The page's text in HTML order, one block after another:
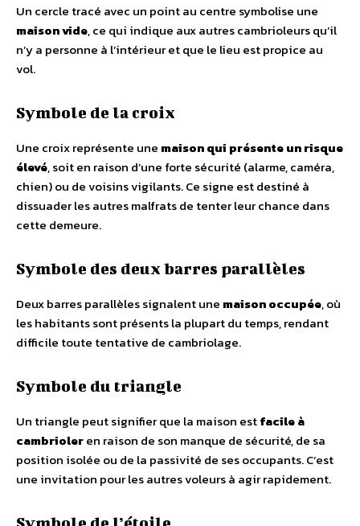
Un cercle tracé avec un point au centre symbolise une
maison vide, ce qui indique aux autres cambrioleurs qu’il
n’y a personne à l’intérieur et que le lieu est propice au
vol.
Symbole de la croix
Une croix représente une maison qui présente un risque
élevé, soit en raison d’une forte sécurité (alarme, caméra,
chien) ou de voisins vigilants. Ce signe est destiné à
dissuader les autres malfrats de tenter leur chance dans
cette demeure.
Symbole des deux barres parallèles
Deux barres parallèles signalent une maison occupée, où
les habitants sont présents la plupart du temps, rendant
difficile toute tentative de cambriolage.
Symbole du triangle
Un triangle peut signifier que la maison estfacile à
cambrioleren raison de son manque de sécurité, de sa
position isolée ou de la passivité de ses occupants. C’est
une invitation pour les autres voleurs à agir rapidement.
Symbole de l’étoile